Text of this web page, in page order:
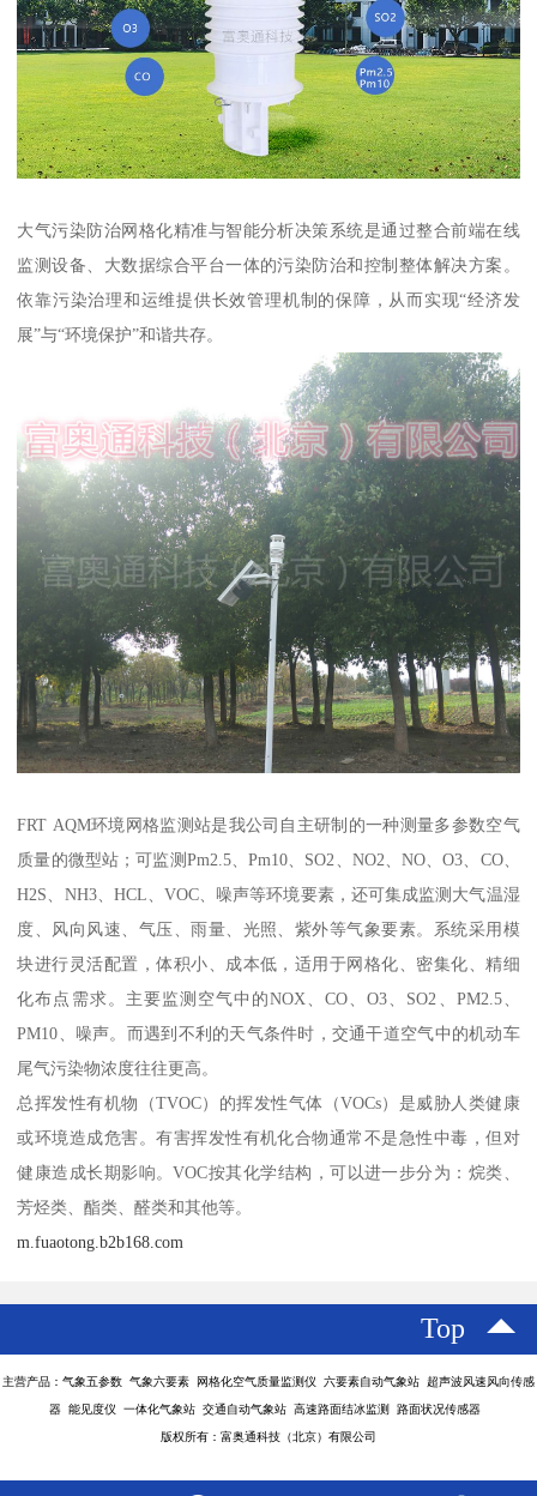
大气污染防治网格化精准与智能分析决策系统是通过整合前端在线
监测设备、大数据综合平台一体的污染防治和控制整体解决方案。
依靠污染治理和运维提供长效管理机制的保障，从而实现“经济发
展”与“环境保护”和谐共存。
FRT AQM环境网格监测站是我公司自主研制的一种测量多参数空气
质量的微型站；可监测Pm2.5、Pm10、SO2、NO2、NO、O3、CO、
H2S、NH3、HCL、VOC、噪声等环境要素，还可集成监测大气温湿
度、风向风速、气压、雨量、光照、紫外等气象要素。系统采用模
块进行灵活配置，体积小、成本低，适用于网格化、密集化、精细
化布点需求。主要监测空气中的NOX、CO、O3、SO2、PM2.5、
PM10、噪声。而遇到不利的天气条件时，交通干道空气中的机动车
尾气污染物浓度往往更高。
总挥发性有机物（TVOC）的挥发性气体（VOCs）是威胁人类健康
或环境造成危害。有害挥发性有机化合物通常不是急性中毒，但对
健康造成长期影响。VOC按其化学结构，可以进一步分为：烷类、
芳烃类、酯类、醛类和其他等。
m.fuaotong.b2b168.com
Top
主营产品：气象五参数 气象六要素 网格化空气质量监测仪 六要素自动气象站 超声波风速风向传感
器 能见度仪 一体化气象站 交通自动气象站 高速路面结冰监测 路面状况传感器
版权所有：富奥通科技（北京）有限公司